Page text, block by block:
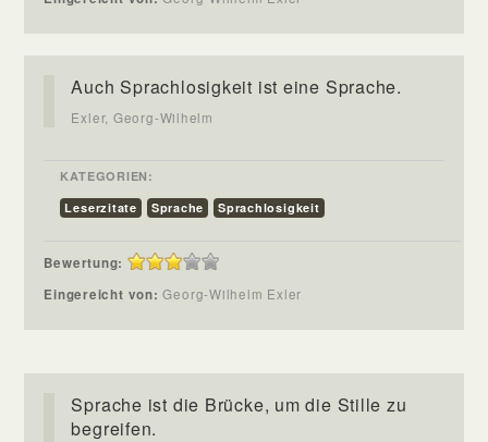
Auch Sprachlosigkeit ist eine Sprache.
Exler, Georg-Wilhelm
KATEGORIEN:
Leserzitate
Sprache Sprachlosigkeit
Bewertung:
Eingereicht von:Georg-Wilhelm Exler
Sprache ist die Brücke, um die Stille zu
begreifen.